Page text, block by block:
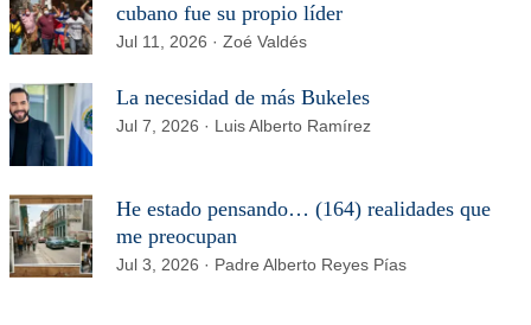
cubano fue su propio líder
Jul 11, 2026 · Zoé Valdés
La necesidad de más Bukeles
Jul 7, 2026 · Luis Alberto Ramírez
He estado pensando… (164) realidades que
me preocupan
Jul 3, 2026 · Padre Alberto Reyes Pías